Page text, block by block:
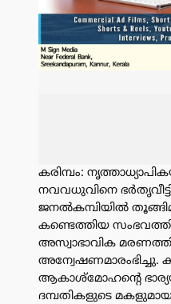
കരിമ്പം:
നവവധുവിനെ
ജനല്‍കമ്പിയില്‍
കണ്ടെത്തിയ
അസ്വാഭാവിക
അന്വേഷണമാരംഭിച്ചു.
ആകാശ്‌മോഹന്റെ
ദമ്പതികളുടെ